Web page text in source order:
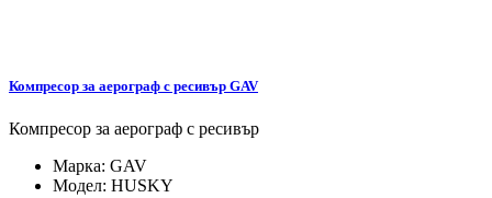
Компресор за аерограф с ресивър GAV
Компресор за аерограф с ресивър
Марка: GAV
Модел: HUSKY